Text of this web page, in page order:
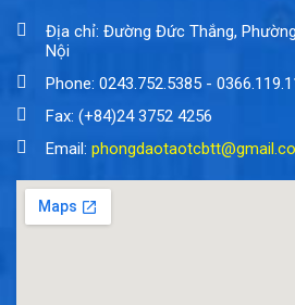
Địa chỉ: Đường Đức Thắng,
Nội
Phone: 0243.752.5385 -
Fax: (+84)24 3752 4256
Email: